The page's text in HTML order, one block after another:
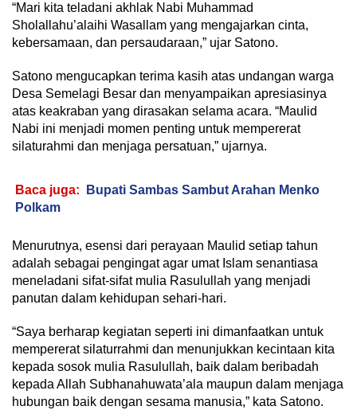
“Mari kita teladani akhlak Nabi Muhammad
Sholallahu’alaihi Wasallam yang mengajarkan cinta,
kebersamaan, dan persaudaraan,” ujar Satono.
Satono mengucapkan terima kasih atas undangan warga
Desa Semelagi Besar dan menyampaikan apresiasinya
atas keakraban yang dirasakan selama acara. “Maulid
Nabi ini menjadi momen penting untuk mempererat
silaturahmi dan menjaga persatuan,” ujarnya.
Baca juga:
Bupati Sambas Sambut Arahan Menko
Polkam
Menurutnya, esensi dari perayaan Maulid setiap tahun
adalah sebagai pengingat agar umat Islam senantiasa
meneladani sifat-sifat mulia Rasulullah yang menjadi
panutan dalam kehidupan sehari-hari.
“Saya berharap kegiatan seperti ini dimanfaatkan untuk
mempererat silaturrahmi dan menunjukkan kecintaan kita
kepada sosok mulia Rasulullah, baik dalam beribadah
kepada Allah Subhanahuwata’ala maupun dalam menjaga
hubungan baik dengan sesama manusia,” kata Satono.